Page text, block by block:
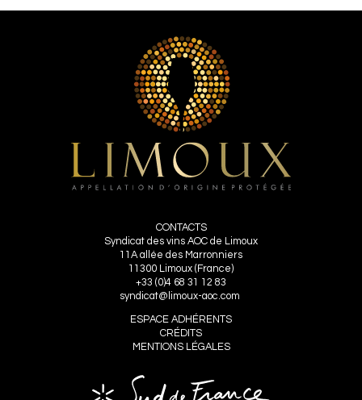
CONTACTS
Syndicat des vins AOC de Limoux
11A allée des Marronniers
11300 Limoux (France)
+33 (0)4 68 31 12 83
syndicat@limoux-aoc.com
ESPACE ADHÉRENTS
CRÉDITS
MENTIONS LÉGALES